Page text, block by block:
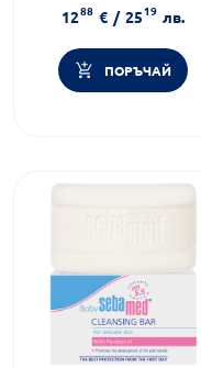
1288 € / 2519 лв.
ПОРЪЧАЙ